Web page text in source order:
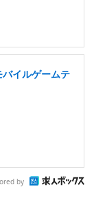
イルゲームテ
by